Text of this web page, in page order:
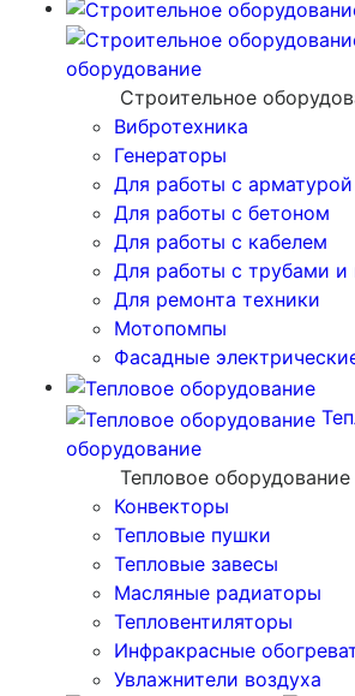
оборудование
Строительное
Вибротехника
Генераторы
Для работы с арматурой
Для работы с бетоном
Для работы с кабелем
Для работы с трубами и
Для ремонта техники
Мотопомпы
Фасадные
оборудование
Тепловое оборудование
Конвекторы
Тепловые пушки
Тепловые завесы
Масляные радиаторы
Тепловентиляторы
Инфракрасные
Увлажнители воздуха